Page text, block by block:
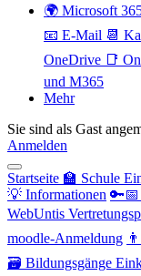
🌍 Microsoft
📧 E-Mail 📆
OneDrive 📑
und M365
Mehr
Sie sind als Gast
Anmelden
Startseite 🏫 Schule
💡 Informationen
WebUntis
moodle-Anmeldung
🗃 Bildungsgänge